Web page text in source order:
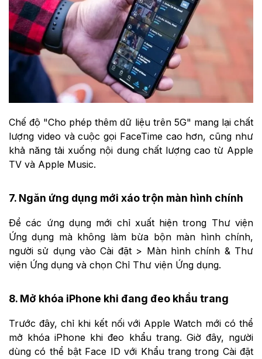
Chế độ "Cho phép thêm dữ liệu trên 5G" mang lại chất
lượng video và cuộc gọi FaceTime cao hơn, cũng như
khả năng tải xuống nội dung chất lượng cao từ Apple
TV và Apple Music.
7. Ngăn ứng dụng mới xáo trộn màn hình chính
Để các ứng dụng mới chỉ xuất hiện trong Thư viện
Ứng dụng mà không làm bừa bộn màn hình chính,
người sử dụng vào Cài đặt > Màn hình chính & Thư
viện Ứng dụng và chọn Chỉ Thư viện Ứng dụng.
8. Mở khóa iPhone khi đang đeo khẩu trang
Trước đây, chỉ khi kết nối với Apple Watch mới có thể
mở khóa iPhone khi đeo khẩu trang. Giờ đây, người
dùng có thể bật Face ID với Khẩu trang trong Cài đặt